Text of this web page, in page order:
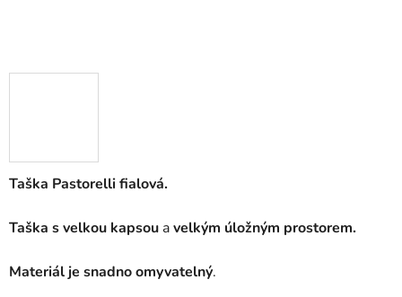
Taška Pastorelli fialová.
Taška s velkou kapsou avelkým úložným prostorem.
Materiál je snadno omyvatelný.